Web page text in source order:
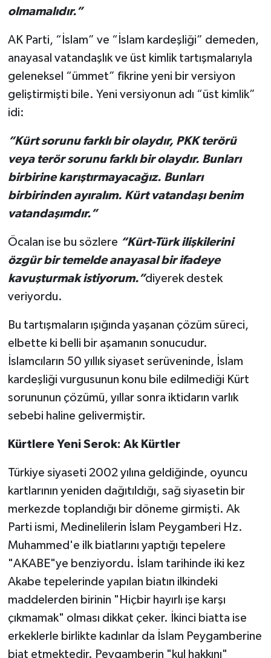
olmamalıdır.”
AK Parti, “İslam” ve “İslam kardeşliği” demeden,
anayasal vatandaşlık ve üst kimlik tartışmalarıyla
geleneksel “ümmet” fikrine yeni bir versiyon
geliştirmişti bile. Yeni versiyonun adı “üst kimlik”
idi:
“Kürt sorunu farklı bir olaydır, PKK terörü
veya terör sorunu farklı bir olaydır. Bunları
birbirine karıştırmayacağız. Bunları
birbirinden ayıralım. Kürt vatandaşı benim
vatandaşımdır.”
Öcalan ise bu sözlere “Kürt-Türk ilişkilerini
özgür bir temelde anayasal bir ifadeye
kavuşturmak istiyorum.”diyerek destek
veriyordu.
Bu tartışmaların ışığında yaşanan çözüm süreci,
elbette ki belli bir aşamanın sonucudur.
İslamcıların 50 yıllık siyaset serüveninde, İslam
kardeşliği vurgusunun konu bile edilmediği Kürt
sorununun çözümü, yıllar sonra iktidarın varlık
sebebi haline gelivermiştir.
Kürtlere Yeni Serok: Ak Kürtler
Türkiye siyaseti 2002 yılına geldiğinde, oyuncu
kartlarının yeniden dağıtıldığı, sağ siyasetin bir
merkezde toplandığı bir döneme girmişti. Ak
Parti ismi, Medinelilerin İslam Peygamberi Hz.
Muhammed'e ilk biatlarını yaptığı tepelere
"AKABE"ye benziyordu. İslam tarihinde iki kez
Akabe tepelerinde yapılan biatın ilkindeki
maddelerden birinin "Hiçbir hayırlı işe karşı
çıkmamak" olması dikkat çeker. İkinci biatta ise
erkeklerle birlikte kadınlar da İslam Peygamberine
biat etmektedir. Peygamberin "kul hakkını"